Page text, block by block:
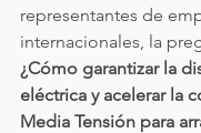
representantes de
internacionales, la
¿Cómo garantizar la
eléctrica y acelerar la
Media Tensión para